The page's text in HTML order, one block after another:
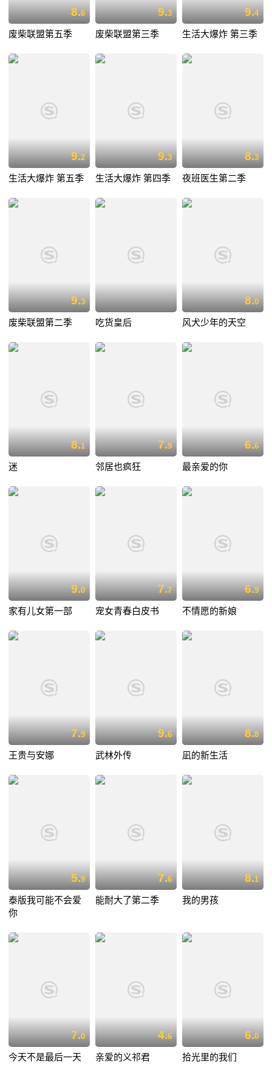
8.6
废柴联盟第五季
9.3
废柴联盟第三季
9.4
生活大爆炸 第三季
9.2
生活大爆炸 第五季
9.3
生活大爆炸 第四季
8.3
夜班医生第二季
9.3
废柴联盟第二季 吃货皇后
8.0
风犬少年的天空
8.1
迷
7.9
邻居也疯狂
6.6
最亲爱的你
9.0
家有儿女第一部
7.7
宠女青春白皮书
6.9
不情愿的新娘
7.9
王贵与安娜
9.6
武林外传
8.8
凪的新生活
5.9
泰版我可能不会爱
你
7.6
能耐大了第二季
8.1
我的男孩
7.0
今天不是最后一天
4.6
亲爱的义祁君
6.0
拾光里的我们